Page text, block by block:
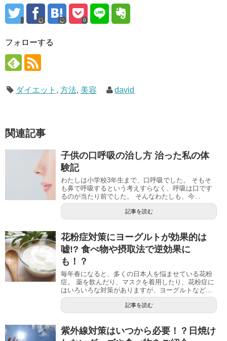
0
フォローする
ダイエット , 方法, 美容 david
関連記事
子供の口呼吸の治し方 治った私の体
験記
わたしは小学校3年生まで、口呼吸でした。 そもそ
も鼻で呼吸するという考えすらなく、呼吸は口です
るのが当たり前でした。 そんなわたしも、今...
記事を読む
花粉症対策にヨーグルトが効果的は
嘘!? 食べ物や摂取法で逆効果に
も！？
毎年春になると、多くの日本人を悩ませている花粉
症。 薬を飲んだり、マスクを着用したり、花粉症に
はいろいろな対策がありますが、ヨーグルトなど...
記事を読む
紫外線対策はいつから必要！？日焼け